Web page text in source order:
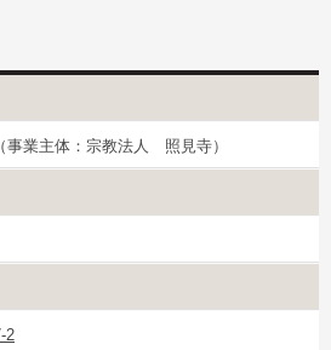
業主体：宗教法人 照見寺）
2